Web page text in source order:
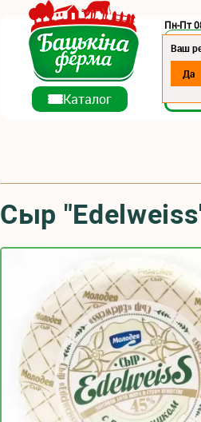
Пн-Пт
Ваш
Да
Каталог
Сыр